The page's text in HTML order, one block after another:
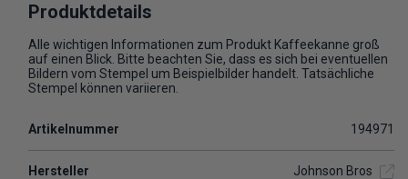
Produktdetails
Alle wichtigen Informationen zum Produkt Kaffeekanne groß
auf einen Blick. Bitte beachten Sie, dass es sich bei eventuellen
Bildern vom Stempel um Beispielbilder handelt. Tatsächliche
Stempel können variieren.
Artikelnummer 194971
Hersteller Johnson Bros